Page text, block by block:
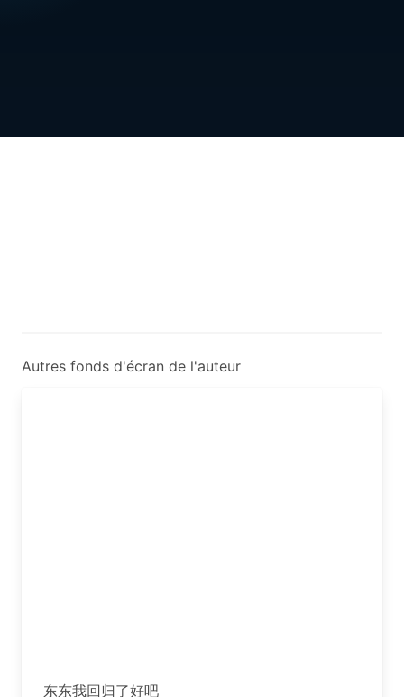
Autres fonds d'écran de l'auteur
东东我回归了好吧